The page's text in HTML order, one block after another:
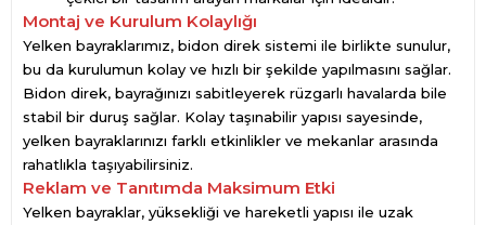
Montaj ve Kurulum Kolaylığı
Yelken bayraklarımız, bidon direk sistemi ile birlikte sunulur,
bu da kurulumun kolay ve hızlı bir şekilde yapılmasını sağlar.
Bidon direk, bayrağınızı sabitleyerek rüzgarlı havalarda bile
stabil bir duruş sağlar. Kolay taşınabilir yapısı sayesinde,
yelken bayraklarınızı farklı etkinlikler ve mekanlar arasında
rahatlıkla taşıyabilirsiniz.
Reklam ve Tanıtımda Maksimum Etki
Yelken bayraklar, yüksekliği ve hareketli yapısı ile uzak